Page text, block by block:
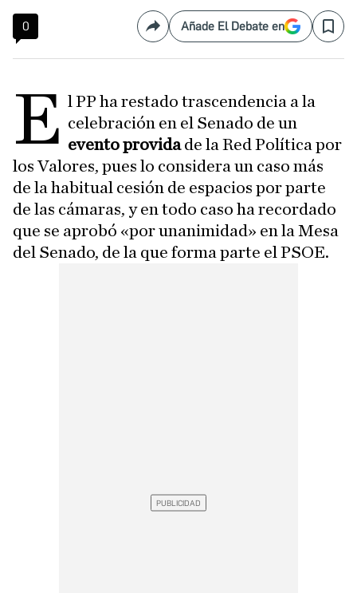
0 CompartirAñade El Debate en Save
E l PP ha restado trascendencia a la
celebración en el Senado de un
evento providade la Red Política por
los Valores, pues lo considera un caso más
de la habitual cesión de espacios por parte
de las cámaras, y en todo caso ha recordado
que se aprobó «por unanimidad» en la Mesa
del Senado, de la que forma parte el PSOE.